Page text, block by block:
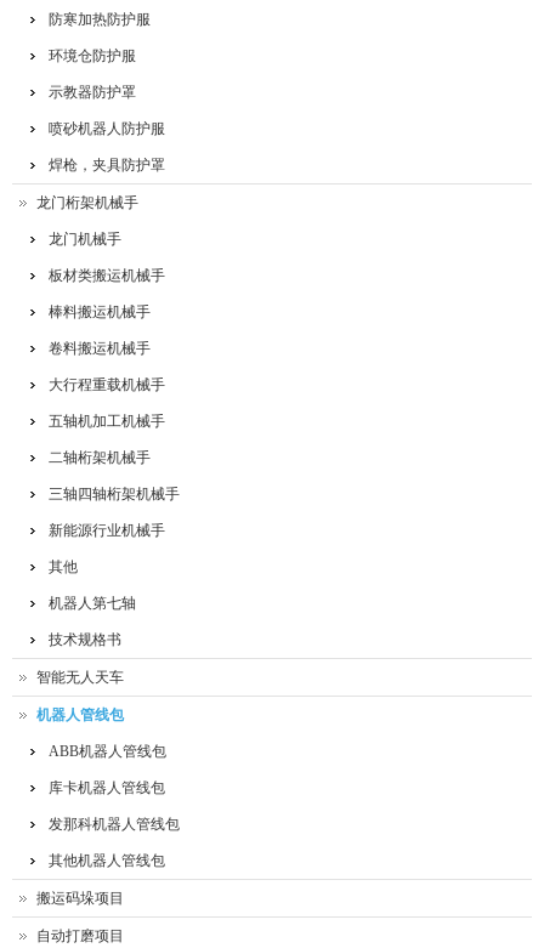
防寒加热防护服
环境仓防护服
示教器防护罩
喷砂机器人防护服
焊枪，夹具防护罩
龙门桁架机械手
龙门机械手
板材类搬运机械手
棒料搬运机械手
卷料搬运机械手
大行程重载机械手
五轴机加工机械手
二轴桁架机械手
三轴四轴桁架机械手
新能源行业机械手
其他
机器人第七轴
技术规格书
智能无人天车
机器人管线包
ABB机器人管线包
库卡机器人管线包
发那科机器人管线包
其他机器人管线包
搬运码垛项目
自动打磨项目